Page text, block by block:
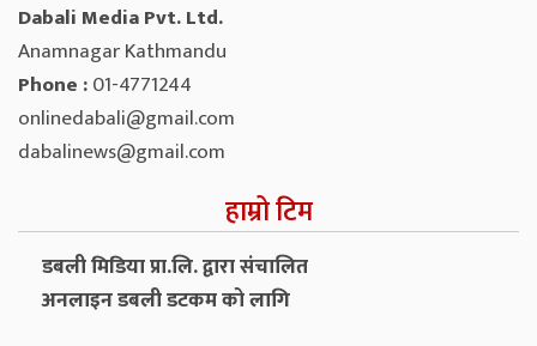
Dabali Media Pvt. Ltd.
Anamnagar Kathmandu
Phone :01-4771244
onlinedabali@gmail.com
dabalinews@gmail.com
हाम्रो टिम
डबली मिडिया प्रा.लि. द्वारा संचालित
अनलाइन डबली डटकम को लागि